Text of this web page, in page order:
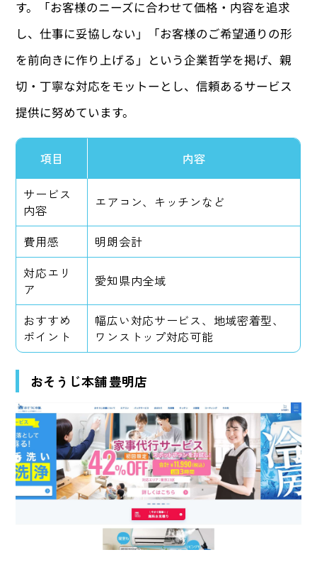
す。「お客様のニーズに合わせて価格・内容を追求
し、仕事に妥協しない」「お客様のご希望通りの形
を前向きに作り上げる」という企業哲学を掲げ、親
切・丁寧な対応をモットーとし、信頼あるサービス
提供に努めています。
項目 内容
サービス
内容
エアコン、キッチンなど
費用感
明朗会計
対応エリ
ア
愛知県内全域
おすすめ
ポイント
幅広い対応サービス、地域密着型、
ワンストップ対応可能
おそうじ本舗 豊明店